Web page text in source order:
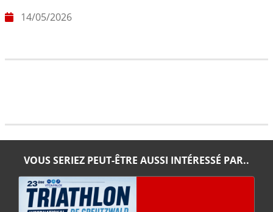
14/05/2026
VOUS SERIEZ PEUT-ÊTRE AUSSI INTÉRESSÉ PAR..